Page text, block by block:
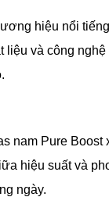
hiệu nổi
liệu và công
nam Pure Boost
hiệu suất và
ngày.